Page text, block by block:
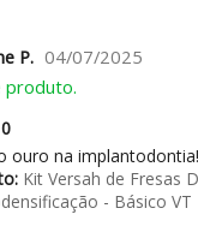
P. 04/07/2025
produto.
ouro na implantodontia!
Kit Versah de Fresas
- Básico VT